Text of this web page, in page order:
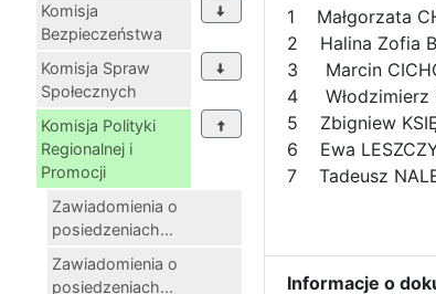
Komisja
Bezpieczeństwa
Komisja Spraw
Społecznych
Komisja Polityki
Regionalnej i
Promocji
Zawiadomienia o
posiedzeniach...
Zawiadomienia o
posiedzeniach...
1 Małgorzata
2 Halina Zofia
3 Marcin
4 Włodzimierz
5 Zbigniew
6 Ewa
7 Tadeusz
Informacje o